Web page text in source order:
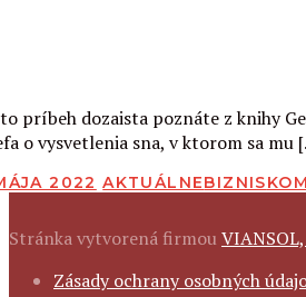
príbeh dozaista poznáte z knihy
o vysvetlenia sna, v ktorom sa mu
2022 AKTUÁLNEBIZNIS
Stránka vytvorená firmou
FOOTERZásady ochrany osobných